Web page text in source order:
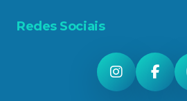
Redes Sociais